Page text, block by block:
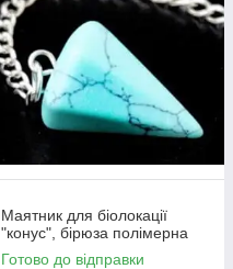
Маятник для біолокації
"конус", бірюза полімерна
Готово до відправки